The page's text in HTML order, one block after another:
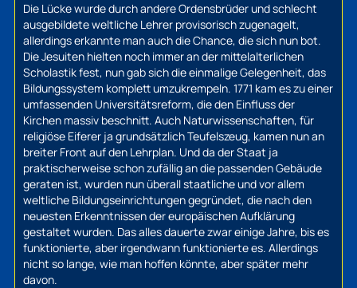
Die Lücke wurde durch andere Ordensbrüder und schlecht
ausgebildete weltliche Lehrer provisorisch zugenagelt,
allerdings erkannte man auch die Chance, die sich nun bot.
Die Jesuiten hielten noch immer an der mittelalterlichen
Scholastik fest, nun gab sich die einmalige Gelegenheit, das
Bildungssystem komplett umzukrempeln. 1771 kam es zu einer
umfassenden Universitätsreform, die den Einfluss der
Kirchen massiv beschnitt. Auch Naturwissenschaften, für
religiöse Eiferer ja grundsätzlich Teufelszeug, kamen nun an
breiter Front auf den Lehrplan. Und da der Staat ja
praktischerweise schon zufällig an die passenden Gebäude
geraten ist, wurden nun überall staatliche und vor allem
weltliche Bildungseinrichtungen gegründet, die nach den
neuesten Erkenntnissen der europäischen Aufklärung
gestaltet wurden. Das alles dauerte zwar einige Jahre, bis es
funktionierte, aber irgendwann funktionierte es. Allerdings
nicht so lange, wie man hoffen könnte, aber später mehr
davon.